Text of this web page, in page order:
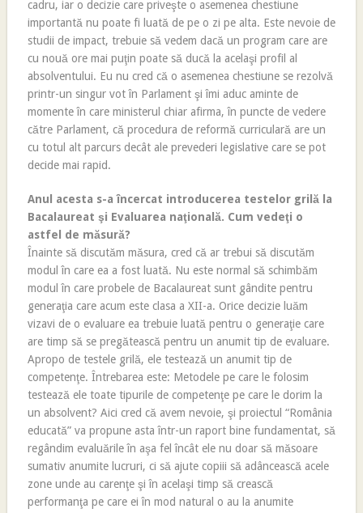
cadru, iar o decizie care priveşte o asemenea chestiune
importantă nu poate fi luată de pe o zi pe alta. Este nevoie de
studii de impact, trebuie să vedem dacă un program care are
cu nouă ore mai puţin poate să ducă la acelaşi profil al
absolventului. Eu nu cred că o asemenea chestiune se rezolvă
printr-un singur vot în Parlament şi îmi aduc aminte de
momente în care ministerul chiar afirma, în puncte de vedere
către Parlament, că procedura de reformă curriculară are un
cu totul alt parcurs decât ale prevederi legislative care se pot
decide mai rapid.
Anul acesta s-a încercat introducerea testelor grilă la
Bacalaureat şi Evaluarea naţională. Cum vedeţi o
astfel de măsură?
Înainte să discutăm măsura, cred că ar trebui să discutăm
modul în care ea a fost luată. Nu este normal să schimbăm
modul în care probele de Bacalaureat sunt gândite pentru
generaţia care acum este clasa a XII-a. Orice decizie luăm
vizavi de o evaluare ea trebuie luată pentru o generaţie care
are timp să se pregătească pentru un anumit tip de evaluare.
Apropo de testele grilă, ele testează un anumit tip de
competenţe. Întrebarea este: Metodele pe care le folosim
testează ele toate tipurile de competenţe pe care le dorim la
un absolvent? Aici cred că avem nevoie, şi proiectul “România
educată” va propune asta într-un raport bine fundamentat, să
regândim evaluările în aşa fel încât ele nu doar să măsoare
sumativ anumite lucruri, ci să ajute copiii să adâncească acele
zone unde au carenţe şi în acelaşi timp să crească
performanţa pe care ei în mod natural o au la anumite